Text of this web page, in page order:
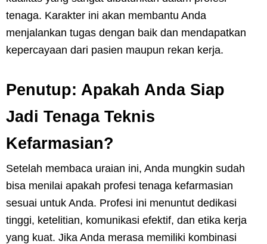
tenaga. Karakter ini akan membantu Anda
menjalankan tugas dengan baik dan mendapatkan
kepercayaan dari pasien maupun rekan kerja.
Penutup: Apakah Anda Siap
Jadi Tenaga Teknis
Kefarmasian?
Setelah membaca uraian ini, Anda mungkin sudah
bisa menilai apakah profesi tenaga kefarmasian
sesuai untuk Anda. Profesi ini menuntut dedikasi
tinggi, ketelitian, komunikasi efektif, dan etika kerja
yang kuat. Jika Anda merasa memiliki kombinasi